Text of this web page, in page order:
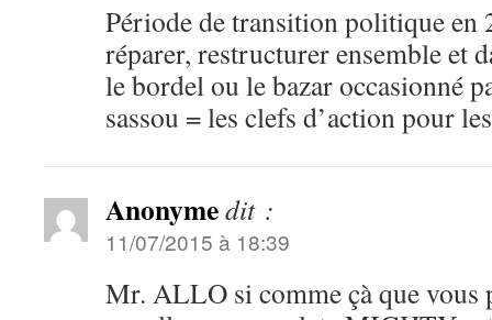
Période de transition politique en
réparer, restructurer ensemble et
le bordel ou le bazar occasionné
sassou = les clefs d’action pour
Anonymedit :
11/07/2015 à 18:39
Mr. ALLO si comme çà que vous